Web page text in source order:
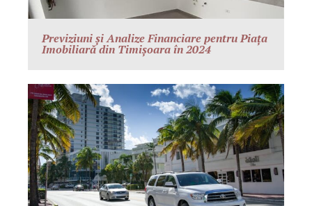
Previziuni și Analize Financiare pentru Piața
Imobiliară din Timișoara în 2024